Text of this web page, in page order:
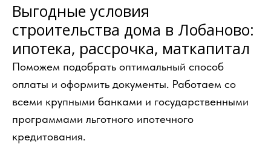
Выгодные условия
строительства дома в Лобаново:
ипотека, рассрочка, маткапитал
Поможем подобрать оптимальный способ
оплаты и оформить документы. Работаем со
всеми крупными банками и государственными
программами льготного ипотечного
кредитования.